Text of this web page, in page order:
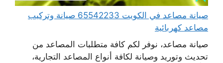
صيانة مصاعد في الكويت 65542233 صيانة وتركيب
مصاعد كهربائية
صيانة مصاعد، نوفر لكم كافة متطلبات المصاعد من
تحديث وتوريد وصيانة لكافة أنواع المصاعد التجارية،